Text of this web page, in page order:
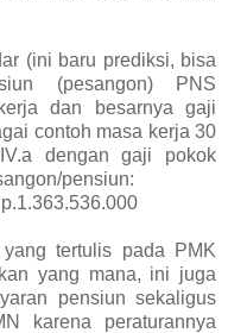
(ini baru prediksi, bisa
(pesangon) PNS
dan besarnya gaji
contoh masa kerja 30
dengan gaji pokok
pensiun:
tertulis pada PMK
yang mana, ini juga
pensiun sekaligus
karena peraturannya